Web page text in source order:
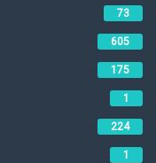
73
605
175
1
224
1